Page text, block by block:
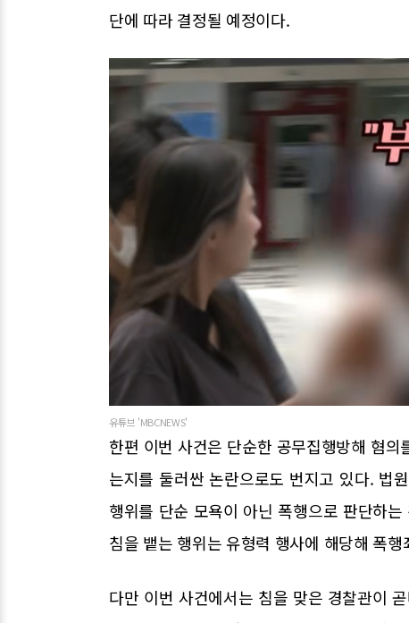
단에 따라 결정될 예정이다.
유튜브 'MBCNEWS'
한편 이번 사건은 단순한 공무집행방해 혐
는지를 둘러싼 논란으로도 번지고 있다. 법
행위를 단순 모욕이 아닌 폭행으로 판단하
침을 뱉는 행위는 유형력 행사에 해당해 폭
다만 이번 사건에서는 침을 맞은 경찰관이